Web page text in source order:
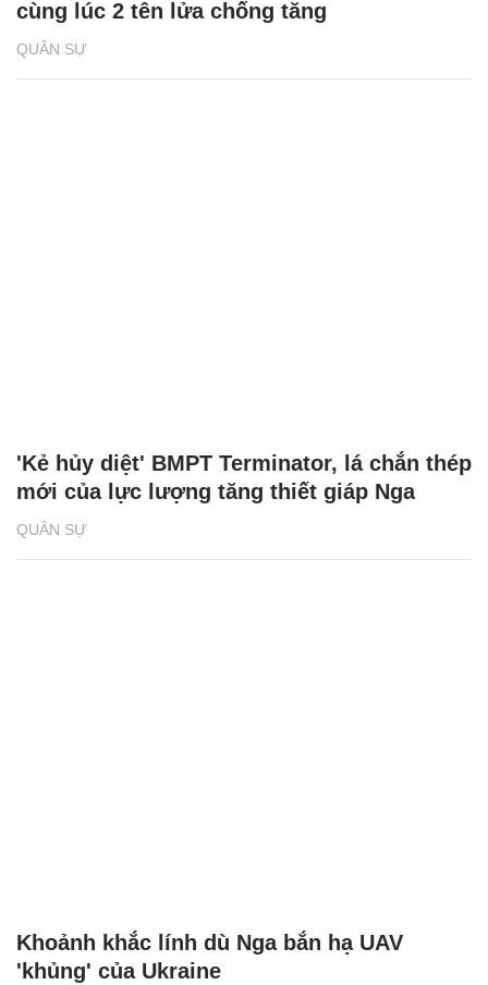
QUÂN SỰ
cùng lúc 2 tên lửa chống tăng
QUÂN SỰ
'Kẻ hủy diệt' BMPT Terminator, lá chắn thép
mới của lực lượng tăng thiết giáp Nga
Khoảnh khắc lính dù Nga bắn hạ UAV
'khủng' của Ukraine